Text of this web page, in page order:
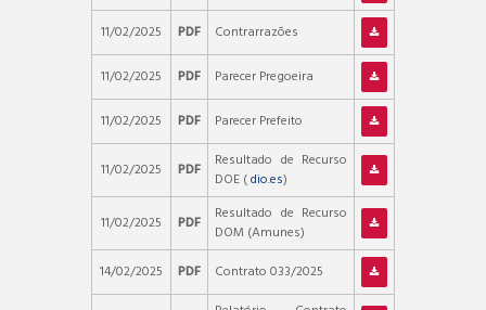
11/02/2025 PDF Contrarrazões
11/02/2025 PDF Parecer Pregoeira
11/02/2025 PDF Parecer Prefeito
11/02/2025 PDF
Resultado de Recurso
DOE (dio.es)
11/02/2025
PDF
Resultado de Recurso
DOM (Amunes)
14/02/2025
PDF Contrato 033/2025